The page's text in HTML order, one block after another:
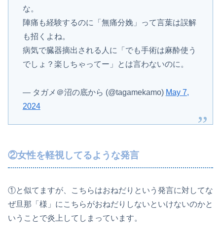
な。
陣痛も経験するのに「無痛分娩」って言葉は誤解
も招くよね。
病気で臓器摘出される人に「でも手術は麻酔使う
でしょ？楽しちゃってー」とは言わないのに。
— タガメ＠沼の底から (@tagamekamo) May 7,
2024
②女性を軽視してるような発言
①と似てますが、こちらはおねだりという発言に対してな
ぜ旦那「様」にこちらがおねだりしないといけないのかと
いうことで炎上してしまっています。